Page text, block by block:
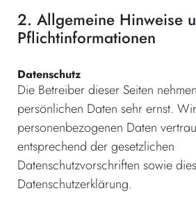
2. Allgemeine Hinweise
Pflichtinformationen
Datenschutz
Die Betreiber dieser Seiten
persönlichen Daten sehr ernst.
personenbezogenen Daten
entsprechend der gesetzlichen
Datenschutzvorschriften sowie
Datenschutzerklärung.